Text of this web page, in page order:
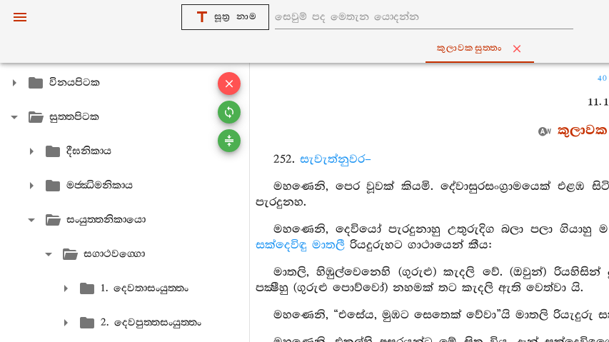
සූත්‍ර නාම
කුලාවකසුත‍්තං
විනයපිටක
සුත‍්තපිටක
දීඝනිකාය
මජ‍්ඣිමනිකාය
සංයුත‍්තනිකායො
සගාථවග‍්ගො
1. දෙවතාසංයුත‍්තං
2. දෙවපුත‍්තසංයුත‍්තං
11.
කුලාවක
252. සැවැත්නුවර–
මහණෙනි, පෙර වූවක් කියමි. දේවාසුරසංග්‍රාමයෙක් එළඹ
පැරදුනහ.
මහණෙනි, දෙවියෝ පැරදුනාහු උතුරුදිග බලා පලා
සක්දෙවිඳු මාතලී රියදුරුහට ගාථායෙන් කීය:
මාතලි, හිඹුල්වෙනෙහි (ගුරුළු) කැදලි වේ. (ඔවුන්)
පක්‍ෂීහු (ගුරුළු පොව්වෝ) නහමක් තට කැදලි ඇති වෙත්වා යි.
මහණෙනි, “එසේය, මුඹට සෙතෙක් වේවා”යි මාතලි රියැදුරු